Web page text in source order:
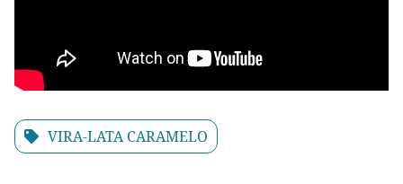
VIRA-LATA CARAMELO